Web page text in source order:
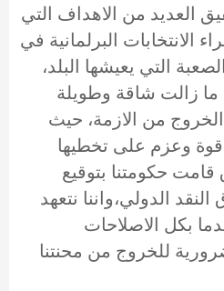
العديد من الاهداف التي
الانتخابات البرلمانية في
التي يعيشها البلد،
ما زالت شاقة وطويلة
من الازمة، حيث
قوة وعزم على تخطيها
حكومتنا بتوقيع
الدولي،واننا نتعهد
بكل الاصلاحات
للخروج من محنتنا